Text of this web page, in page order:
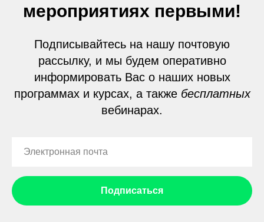
мероприятиях первыми!
Подписывайтесь на нашу почтовую
рассылку, и мы будем оперативно
информировать Вас о наших новых
программах и курсах, а также бесплатных
вебинарах.
Подписаться